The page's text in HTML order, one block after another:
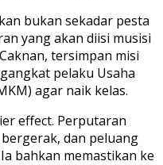
bukan sekadar pesta
yang akan diisi musisi
tersimpan misi
pelaku Usaha
agar naik kelas.
effect. Perputaran
dan peluang
bahkan memastikan ke